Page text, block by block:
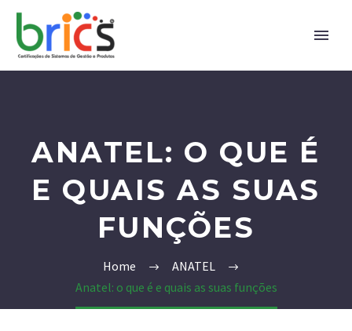
ANATEL: O QUE É
E QUAIS AS SUAS
FUNÇÕES
Home
ANATEL
Anatel: o que é e quais as suas funções